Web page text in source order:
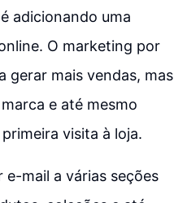
adicionando uma
O marketing por
gerar mais vendas, mas
e até mesmo
visita à loja.
mail a várias seções